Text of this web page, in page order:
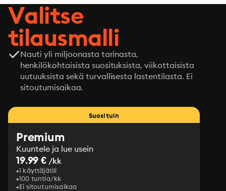
Valitse
tilausmalli
Nauti yli miljoonasta tarinasta,
henkilökohtaisista suosituksista, viikottaisista
uutuuksista sekä turvallisesta lastentilasta. Ei
sitoutumisaikaa.
Suosituin
Premium
Kuuntele ja lue usein
19.99 € /kk
1 käyttäjätili
100 tuntia/kk
Ei sitoutumisaikaa